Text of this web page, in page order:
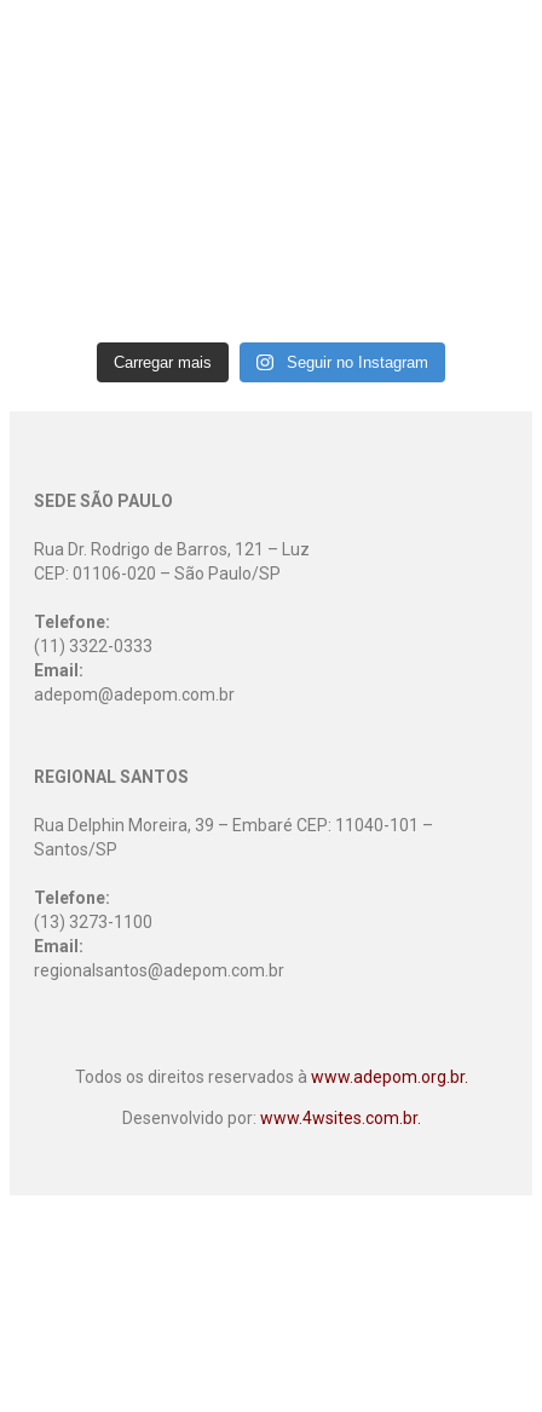
Carregar mais Seguir no Instagram
SEDE SÃO PAULO
Rua Dr. Rodrigo de Barros, 121 – Luz
CEP: 01106-020 – São Paulo/SP
Telefone:
(11) 3322-0333
Email:
adepom@adepom.com.br
REGIONAL SANTOS
Rua Delphin Moreira, 39 – Embaré CEP: 11040-101 –
Santos/SP
Telefone:
(13) 3273-1100
Email:
regionalsantos@adepom.com.br
Todos os direitos reservados à www.adepom.org.br.
Desenvolvido por: www.4wsites.com.br.